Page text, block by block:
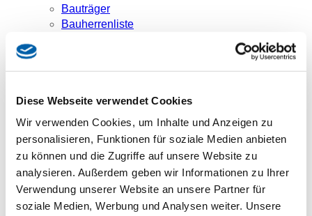
Diese Webseite verwendet Cookies
Wir verwenden Cookies, um Inhalte und Anzeigen zu
personalisieren, Funktionen für soziale Medien anbieten
zu können und die Zugriffe auf unsere Website zu
analysieren. Außerdem geben wir Informationen zu Ihrer
Verwendung unserer Website an unsere Partner für
soziale Medien, Werbung und Analysen weiter. Unsere
Bauträger
Bauherrenliste
Aktuelles
Downloads
Aktuelles
Eglharting: Neuigkeiten unserer eigenen Baustelle im
Oktober 2023
Eglharting: